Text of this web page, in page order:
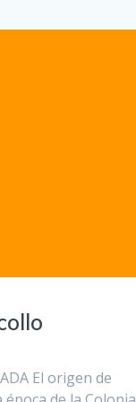
El origen de